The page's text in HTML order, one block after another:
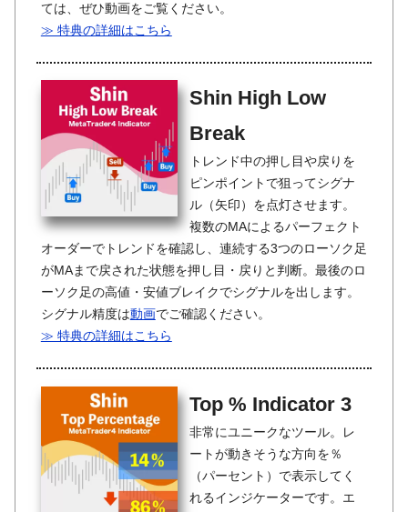
ては、ぜひ動画をご覧ください。
≫ 特典の詳細はこちら
Shin High Low
Break
トレンド中の押し目や戻りを
ピンポイントで狙ってシグナ
ル（矢印）を点灯させます。
複数のMAによるパーフェクト
オーダーでトレンドを確認し、連続する3つのローソク足
がMAまで戻された状態を押し目・戻りと判断。最後のロ
ーソク足の高値・安値ブレイクでシグナルを出します。
シグナル精度は動画でご確認ください。
≫ 特典の詳細はこちら
Top % Indicator 3
非常にユニークなツール。レ
ートが動きそうな方向を％
（パーセント）で表示してく
れるインジケーターです。エ